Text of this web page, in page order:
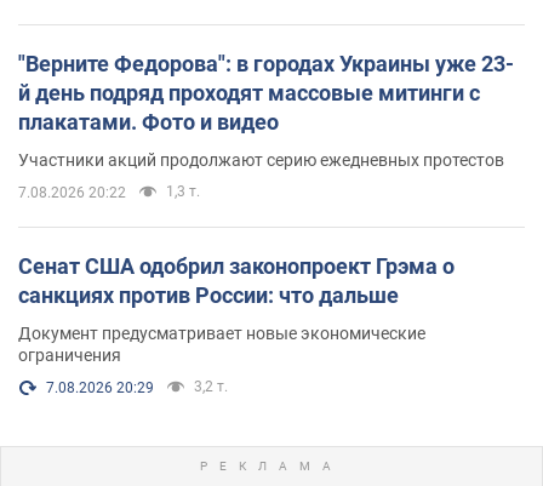
"Верните Федорова": в городах Украины уже 23-
й день подряд проходят массовые митинги с
плакатами. Фото и видео
Участники акций продолжают серию ежедневных протестов
7.08.2026 20:22 1,3 т.
Сенат США одобрил законопроект Грэма о
санкциях против России: что дальше
Документ предусматривает новые экономические
ограничения
7.08.2026 20:29 3,2 т.